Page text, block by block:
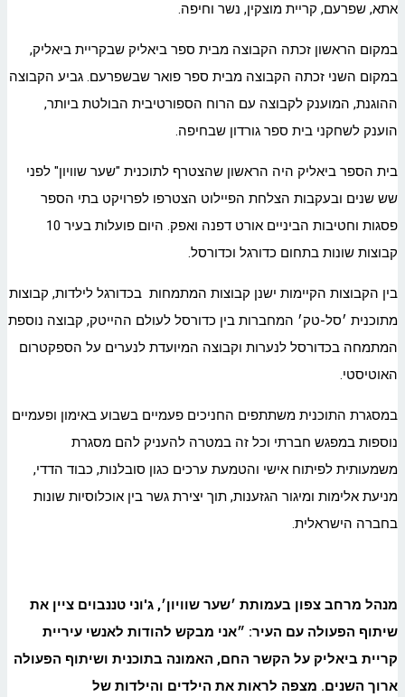
אתא, שפרעם, קריית מוצקין, נשר וחיפה.
במקום הראשון זכתה הקבוצה מבית ספר ביאליק שבקריית ביאליק,
במקום השני זכתה הקבוצה מבית ספר פואר שבשפרעם. גביע הקבוצה
ההוגנת, המוענק לקבוצה עם הרוח הספורטיבית הבולטת ביותר,
הוענק לשחקני בית ספר גורדון שבחיפה.
בית הספר ביאליק היה הראשון שהצטרף לתוכנית "שער שוויון" לפני
שש שנים ובעקבות הצלחת הפיילוט הצטרפו לפרויקט בתי הספר
פסגות וחטיבות הביניים אורט דפנה ואפק. היום פועלות בעיר 10
קבוצות שונות בתחום כדורגל וכדורסל.
בין הקבוצות הקיימות ישנן קבוצות המתמחות בכדורגל לילדות, קבוצות
מתוכנית ׳סל-טק׳ המחברות בין כדורסל לעולם ההייטק, קבוצה נוספת
המתמחה בכדורסל לנערות וקבוצה המיועדת לנערים על הספקטרום
האוטיסטי.
במסגרת התוכנית משתתפים החניכים פעמיים בשבוע באימון ופעמיים
נוספות במפגש חברתי וכל זה במטרה להעניק להם מסגרת
משמעותית לפיתוח אישי והטמעת ערכים כגון סובלנות, כבוד הדדי,
מניעת אלימות ומיגור הגזענות, תוך יצירת גשר בין אוכלוסיות שונות
בחברה הישראלית.
מנהל מרחב צפון בעמותת ׳שער שוויון׳, ג'וני טננבוים ציין את
שיתוף הפעולה עם העיר: ״אני מבקש להודות לאנשי עיריית
קריית ביאליק על הקשר החם, האמונה בתוכנית ושיתוף הפעולה
ארוך השנים. מצפה לראות את הילדים והילדות של